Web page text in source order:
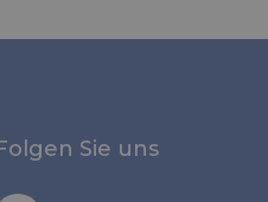
Sie uns